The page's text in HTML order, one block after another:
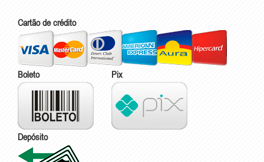
Cartão de crédito
Boleto Pix
Depósito